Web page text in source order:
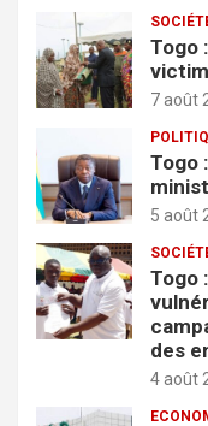
Togo
7 août
Togo
5 août
Togo
des
4 août